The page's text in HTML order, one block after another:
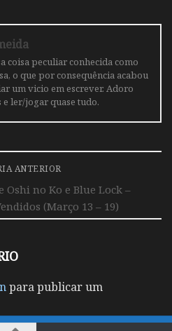
coisa peculiar conhecida como
o que por consequência acabou
um vicio em escrever. Adoro
e ler/jogar quase tudo.
ANTERIOR
Oshi no Ko e Blue Lock –
(Março 13 – 19)
para publicar um